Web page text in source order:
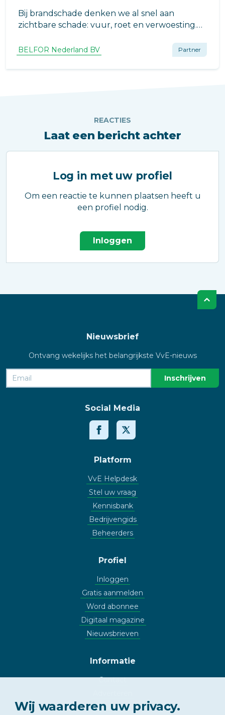
Bij brandschade denken we al snel aan
zichtbare schade: vuur, roet en verwoesting.
niet direct zichtbaar.
BELFOR Nederland BV Partner
REACTIES
Laat een bericht achter
Log in met uw profiel
Om een reactie te kunnen plaatsen heeft u
een profiel nodig.
Inloggen
Nieuwsbrief
Ontvang wekelijks het belangrijkste VvE-nieuws
Social Media
Platform
VvE Helpdesk
Stel uw vraag
Kennisbank
Bedrijvengids
Beheerders
Profiel
Inloggen
Gratis aanmelden
Word abonnee
Digitaal magazine
Nieuwsbrieven
Informatie
Contact
Copyright
Wij waarderen uw privacy.